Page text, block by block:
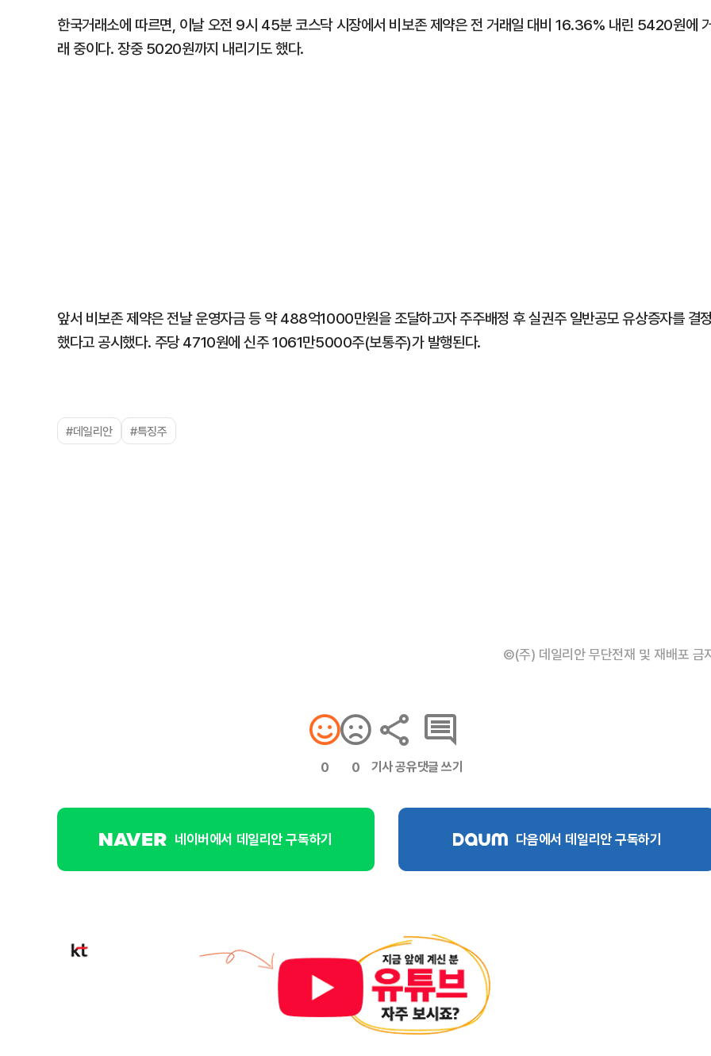
한국거래소에 따르면, 이날 오전 9시 45분 코스닥 시장에서 비보존 제약은 전 거래일 대비 16.36% 내린 5420원에
래 중이다. 장중 5020원까지 내리기도 했다.
앞서 비보존 제약은 전날 운영자금 등 약 488억1000만원을 조달하고자 주주배정 후 실권주 일반공모 유상증자를 결
했다고 공시했다. 주당 4710원에 신주 1061만5000주(보통주)가 발행된다.
#데일리안 #특징주
©(주) 데일리안 무단전재 및 재배포 금
0 0 기사 공유댓글 쓰기
네이버에서 데일리안 구독하기 다음에서 데일리안 구독하기